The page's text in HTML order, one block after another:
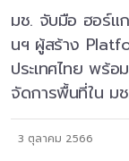
มช. จับมือ ฮอร์แ
นฯ ผู้สร้าง
ประเทศไทย พร้
จัดการพื้นที่ใน ม
3 ตุลาคม 2566